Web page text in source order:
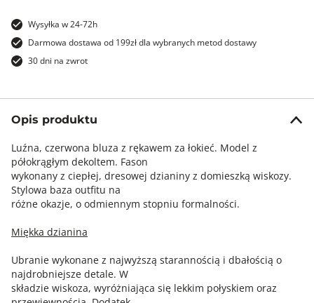
Wysyłka w 24-72h
Darmowa dostawa od 199zł dla wybranych metod dostawy
30 dni na zwrot
Opis produktu
Luźna, czerwona bluza z rękawem za łokieć. Model z
półokrągłym dekoltem. Fason
wykonany z ciepłej, dresowej dzianiny z domieszką wiskozy.
Stylowa baza outfitu na
różne okazje, o odmiennym stopniu formalności.
Miękka dzianina
Ubranie wykonane z najwyższą starannością i dbałością o
najdrobniejsze detale. W
składzie wiskoza, wyróżniająca się lekkim połyskiem oraz